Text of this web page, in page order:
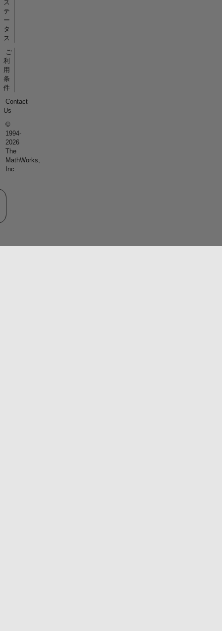
ス
テ
ー
タ
ス
ご
利
用
条
件
Contact
Us
©
1994-
2026
The
MathWorks,
Inc.
サイトの選択